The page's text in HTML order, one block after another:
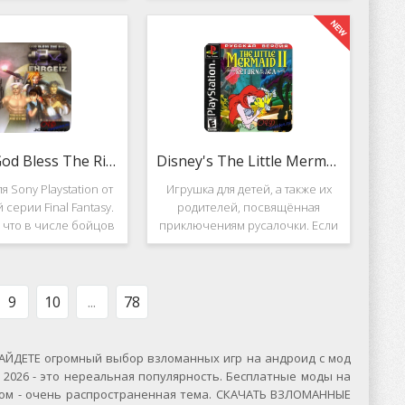
Вышло ещё 2
вертолётом и
Несмотря на то, что эти 2 игры
создавались разными людьми,
Darkstone имеет общие
Ehrgeiz: God Bless The Ring
Sony Playstation от
серии Final Fantasy.
что в числе бойцов
персонажи из
Ring для PS1
Disney's The Little Mermaid 2
Игрушка для детей, а также их
родителей, посвящённая
приключениям русалочки. Если
кто не знает, то её зовут Ариэль
9 10 ... 78
огромный выбор взломанных игр на андроид с мод
- это нереальная популярность. Бесплатные моды на
- очень распространенная тема. СКАЧАТЬ ВЗЛОМАННЫЕ